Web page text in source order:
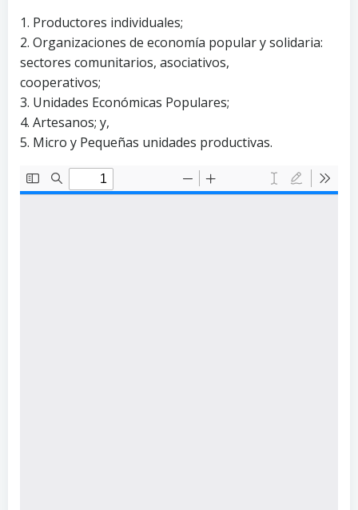
1. Productores individuales;
2. Organizaciones de economía popular y solidaria:
sectores comunitarios, asociativos,
cooperativos;
3. Unidades Económicas Populares;
4. Artesanos; y,
5. Micro y Pequeñas unidades productivas.